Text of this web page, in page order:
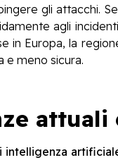
gli attacchi.
agli
in Europa, la
e meno sicura.
intelligenza